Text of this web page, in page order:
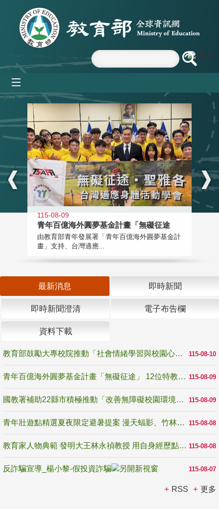
跳到主要內容區塊
:::
115-08-09
青年百億海外圓夢基金計畫「無礙征途
由教育部青年發展署「青年百億海外圓夢基金計
畫」支持、台灣適應...
最新消息 即時新聞
即時新聞澄清 電子布告欄
資料下載
115-08-10
教育部鼓勵大專校院推動「社會情緒學習與校園心理健康促進計畫」 培育校園「心」韌性
115-08-09
青年百億海外圓夢基金計畫「無礙征途」 12位特教與弱勢青年勇闖西班牙 跨越感官限制見證生命蛻變
115-08-09
國教署補助22縣市積極推動「改善無障礙校園環境計畫」 打造友善、安全、無礙學習空間
115-08-08
青年壯遊點精選夏夜限定避暑提案 漫天蝠影、竹林尋蛙、茶香夜觀 邀青年暮色出發
115-08-08
教育家人物典範 發明大王林永禎教授 用自身經歷點亮學生的路
115-08-07
反詐騙宣導_楊小黎-假投資詐騙
RSS 更多